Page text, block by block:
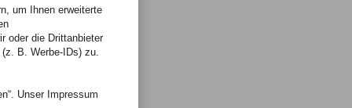
um Ihnen erweiterte
oder die Drittanbieter
B. Werbe-IDs) zu.
Unser Impressum